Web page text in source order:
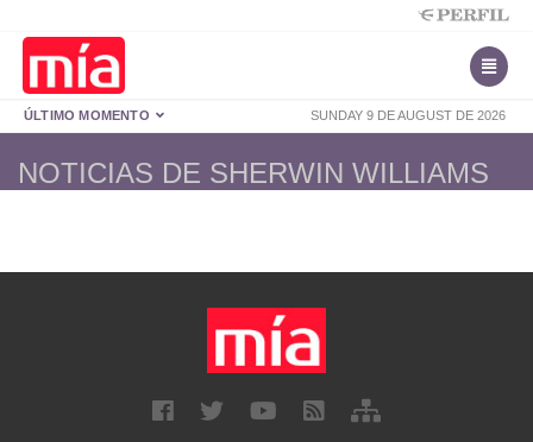
SUNDAY 9 DE AUGUST DE 2026
ÚLTIMO MOMENTO
NOTICIAS DE SHERWIN WILLIAMS